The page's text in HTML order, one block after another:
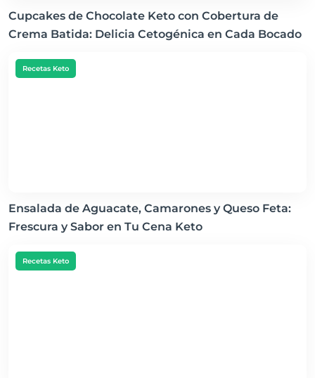
Cupcakes de Chocolate Keto con Cobertura de
Crema Batida: Delicia Cetogénica en Cada Bocado
Recetas Keto
Ensalada de Aguacate, Camarones y Queso Feta:
Frescura y Sabor en Tu Cena Keto
Recetas Keto